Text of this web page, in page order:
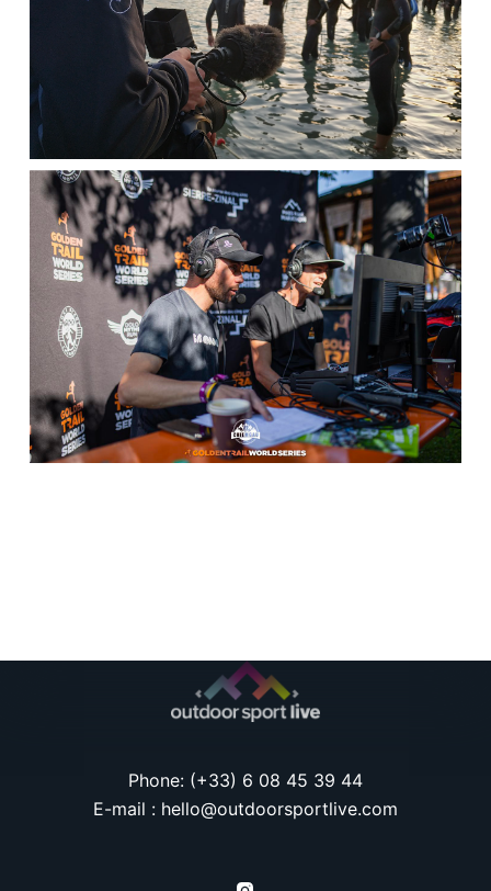
Phone: (+33) 6 08 45 39 44
E-mail : hello@outdoorsportlive.com